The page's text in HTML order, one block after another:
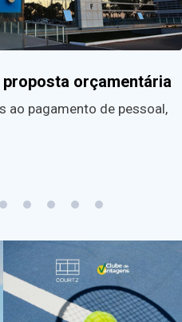
orçamentária
ao pagamento de pessoal,